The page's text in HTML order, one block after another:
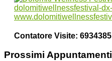
Contatore Visite: 6934385
Prossimi Appuntamenti